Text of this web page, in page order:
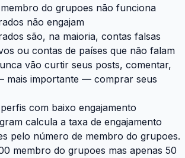
do grupoes não funciona
não engajam
são, na maioria, contas falsas
ou contas de países que não falam
vão curtir seus posts, comentar,
mais importante — comprar seus
com baixo engajamento
calcula a taxa de engajamento
pelo número de membro do grupoes.
membro do grupoes mas apenas 50